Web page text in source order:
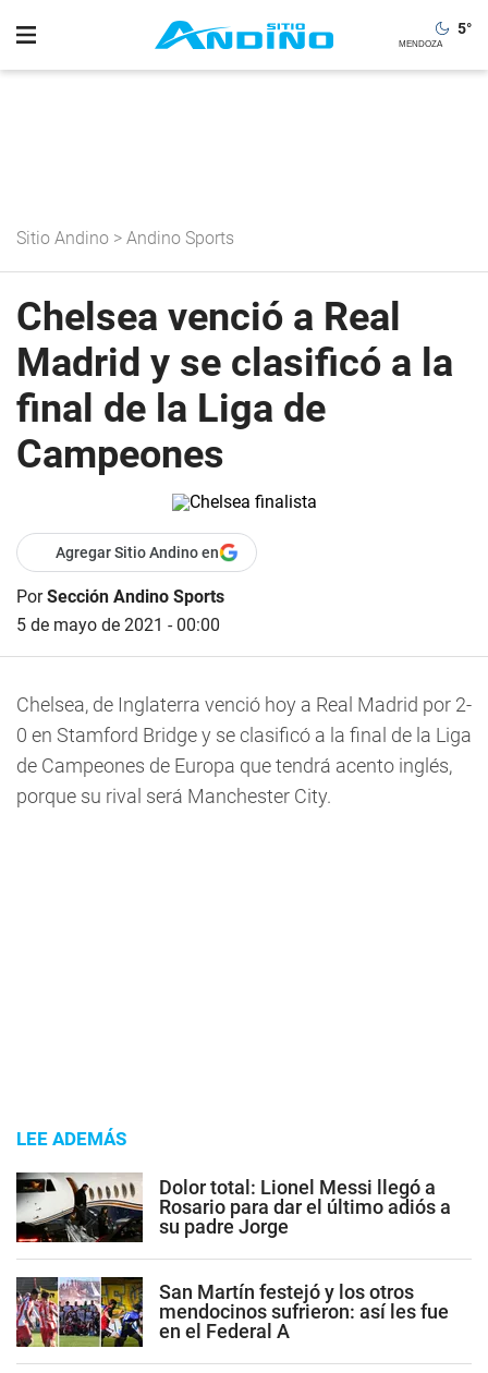
5°
Sitio Andino > Andino Sports
Chelsea venció a Real
Madrid y se clasificó a la
final de la Liga de
Campeones
Agregar Sitio Andino en
PorSección Andino Sports
5 de mayo de 2021 - 00:00
Chelsea, de Inglaterra venció hoy a Real Madrid por 2-
0 en Stamford Bridge y se clasificó a la final de la Liga
de Campeones de Europa que tendrá acento inglés,
porque su rival será Manchester City.
LEE ADEMÁS
Dolor total: Lionel Messi llegó a
Rosario para dar el último adiós a
su padre Jorge
San Martín festejó y los otros
mendocinos sufrieron: así les fue
en el Federal A